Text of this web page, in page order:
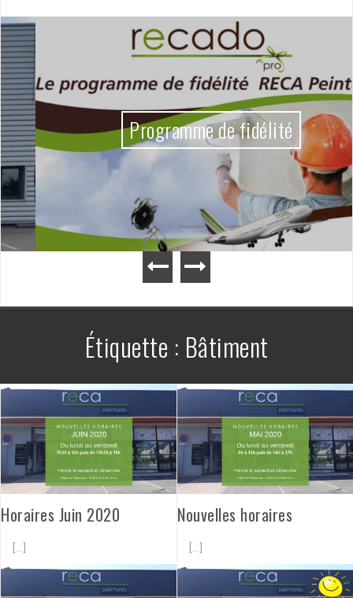
Programme de fidélité
Étiquette : Bâtiment
Horaires Juin 2020
[…]
Nouvelles horaires
[…]